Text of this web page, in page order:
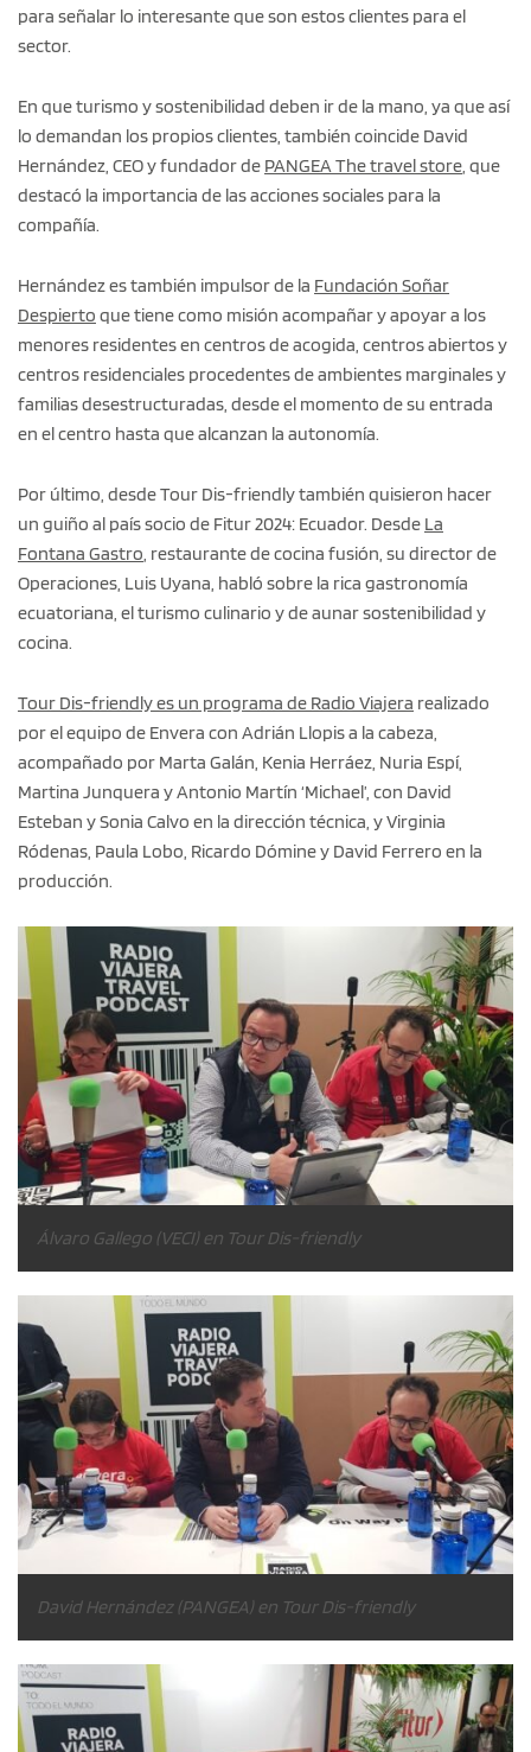
para señalar lo interesante que son estos clientes para el
sector.
En que turismo y sostenibilidad deben ir de la mano, ya que así
lo demandan los propios clientes, también coincide David
Hernández, CEO y fundador de PANGEA The travel store, que
destacó la importancia de las acciones sociales para la
compañía.
Hernández es también impulsor de la Fundación Soñar
Despierto que tiene como misión acompañar y apoyar a los
menores residentes en centros de acogida, centros abiertos y
centros residenciales procedentes de ambientes marginales y
familias desestructuradas, desde el momento de su entrada
en el centro hasta que alcanzan la autonomía.
Por último, desde Tour Dis-friendly también quisieron hacer
un guiño al país socio de Fitur 2024: Ecuador. Desde La
Fontana Gastro, restaurante de cocina fusión, su director de
Operaciones, Luis Uyana, habló sobre la rica gastronomía
ecuatoriana, el turismo culinario y de aunar sostenibilidad y
cocina.
Tour Dis-friendly es un programa de Radio Viajera realizado
por el equipo de Envera con Adrián Llopis a la cabeza,
acompañado por Marta Galán, Kenia Herráez, Nuria Espí,
Martina Junquera y Antonio Martín ‘Michael’, con David
Esteban y Sonia Calvo en la dirección técnica, y Virginia
Ródenas, Paula Lobo, Ricardo Dómine y David Ferrero en la
producción.
Álvaro Gallego (VECI) en Tour Dis-friendly
David Hernández (PANGEA) en Tour Dis-friendly